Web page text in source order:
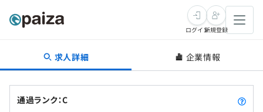
転職・キャリア
ログイン新規登録
求人詳細 企業情報
通過ランク：C